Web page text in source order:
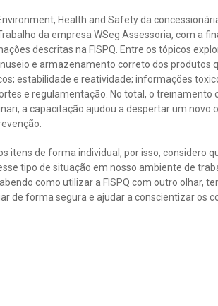
Health and Safety da
da empresa WSeg Assessoria, com a
descritas na FISPQ. Entre os tópicos
e armazenamento correto dos produtos
estabilidade e reatividade; informações
e regulamentação. No total, o treinamento
a capacitação ajudou a despertar um
itens de forma individual, por isso, considero
tipo de situação em nosso ambiente de
como utilizar a FISPQ com outro olhar,
de forma segura e ajudar a conscientizar os